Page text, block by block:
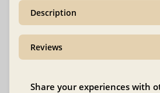
Description
Reviews
Share your experiences with